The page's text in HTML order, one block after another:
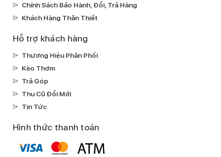
Chính Sách Bảo Hành, Đổi, Trả Hàng
Khách Hàng Thân Thiết
Hỗ trợ khách hàng
Thương Hiệu Phân Phối
Kèo Thơm
Trả Góp
Thu Cũ Đổi Mới
Tin Tức
Hình thức thanh toán